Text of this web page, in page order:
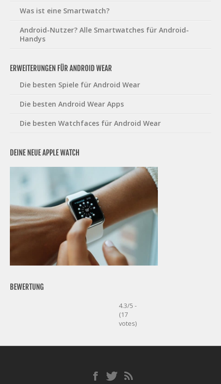
Was ist eine Smartwatch?
Android-Nutzer? Alle Smartwatches für Android-
Handys
ERWEITERUNGEN FÜR ANDROID WEAR
Die besten Spiele für Android Wear
Die besten Android Wear Apps
Die besten Watchfaces für Android Wear
DEINE NEUE APPLE WATCH
BEWERTUNG
4.3/5 -
(17
votes)